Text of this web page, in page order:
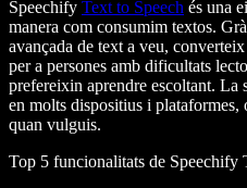
Speechify Text to Speech és una
manera com consumim textos.
avançada de text a veu,
per a persones amb dificultats
prefereixin aprendre escoltant. La
en molts dispositius i
quan vulguis.
Top 5 funcionalitats de Speechify